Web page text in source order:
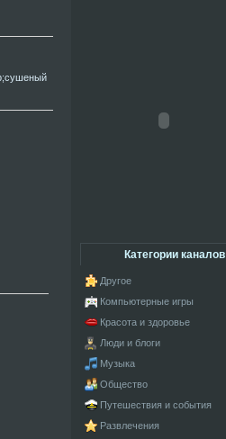
Категории каналов
Другое
Компьютерные игры
Красота и здоровье
Люди и блоги
Музыка
Общество
Путешествия и события
Развлечения